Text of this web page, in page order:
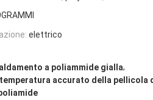
elettrico
a poliammide gialla,
accurato della pellicola